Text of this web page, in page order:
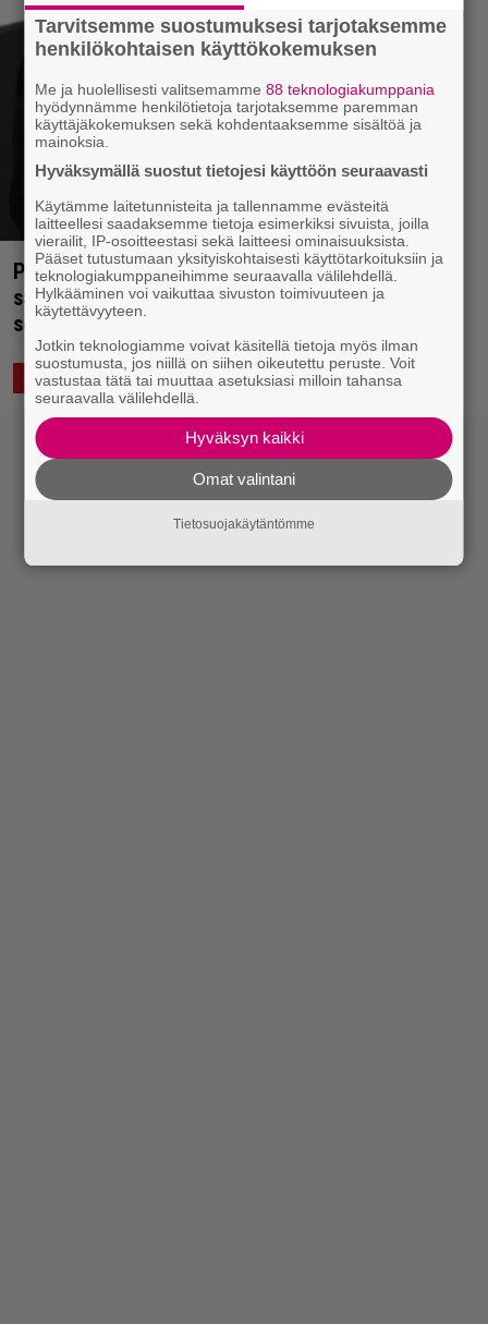
Paluu vanhoille kulmille: Suomeen keikalle
saapuva Janita listaa oman Helsinki-
soundtrackinsä
LUKEMISTA 4.11.2019 12:33 Saku Schildt
Tarvitsemme suostumuksesi tarjotaksemme
henkilökohtaisen käyttökokemuksen
Me ja huolellisesti valitsemamme88 teknologiakumppania
hyödynnämme henkilötietoja tarjotaksemme paremman
käyttäjäkokemuksen sekä kohdentaaksemme sisältöä ja
mainoksia.
Hyväksymällä suostut tietojesi käyttöön seuraavasti
Käytämme laitetunnisteita ja tallennamme evästeitä
laitteellesi saadaksemme tietoja esimerkiksi sivuista, joilla
vierailit, IP-osoitteestasi sekä laitteesi ominaisuuksista.
Pääset tutustumaan yksityiskohtaisesti käyttötarkoituksiin ja
teknologiakumppaneihimme seuraavalla välilehdellä.
Hylkääminen voi vaikuttaa sivuston toimivuuteen ja
käytettävyyteen.
Jotkin teknologiamme voivat käsitellä tietoja myös ilman
suostumusta, jos niillä on siihen oikeutettu peruste. Voit
vastustaa tätä tai muuttaa asetuksiasi milloin tahansa
seuraavalla välilehdellä.
Hyväksyn kaikki
Omat valintani
Tietosuojakäytäntömme